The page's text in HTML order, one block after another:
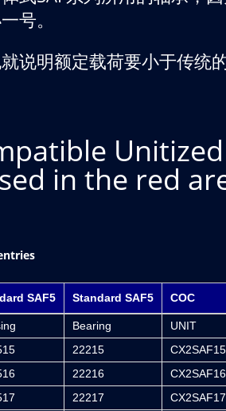
号。
说明额定载荷要小于传统的
in the red
SAF5 Standard SAF5 COC
Bearing UNIT
22215
22216
22217